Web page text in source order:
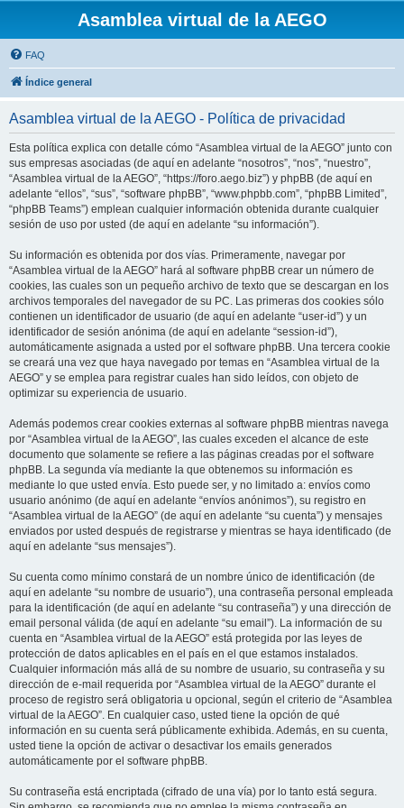
Asamblea virtual de la AEGO
FAQ
Índice general
Asamblea virtual de la AEGO - Política de privacidad
Esta política explica con detalle cómo “Asamblea virtual de la AEGO” junto con
sus empresas asociadas (de aquí en adelante “nosotros”, “nos”, “nuestro”,
“Asamblea virtual de la AEGO”, “https://foro.aego.biz”) y phpBB (de aquí en
adelante “ellos”, “sus”, “software phpBB”, “www.phpbb.com”, “phpBB Limited”,
“phpBB Teams”) emplean cualquier información obtenida durante cualquier
sesión de uso por usted (de aquí en adelante “su información”).
Su información es obtenida por dos vías. Primeramente, navegar por
“Asamblea virtual de la AEGO” hará al software phpBB crear un número de
cookies, las cuales son un pequeño archivo de texto que se descargan en los
archivos temporales del navegador de su PC. Las primeras dos cookies sólo
contienen un identificador de usuario (de aquí en adelante “user-id”) y un
identificador de sesión anónima (de aquí en adelante “session-id”),
automáticamente asignada a usted por el software phpBB. Una tercera cookie
se creará una vez que haya navegado por temas en “Asamblea virtual de la
AEGO” y se emplea para registrar cuales han sido leídos, con objeto de
optimizar su experiencia de usuario.
Además podemos crear cookies externas al software phpBB mientras navega
por “Asamblea virtual de la AEGO”, las cuales exceden el alcance de este
documento que solamente se refiere a las páginas creadas por el software
phpBB. La segunda vía mediante la que obtenemos su información es
mediante lo que usted envía. Esto puede ser, y no limitado a: envíos como
usuario anónimo (de aquí en adelante “envíos anónimos”), su registro en
“Asamblea virtual de la AEGO” (de aquí en adelante “su cuenta”) y mensajes
enviados por usted después de registrarse y mientras se haya identificado (de
aquí en adelante “sus mensajes”).
Su cuenta como mínimo constará de un nombre único de identificación (de
aquí en adelante “su nombre de usuario”), una contraseña personal empleada
para la identificación (de aquí en adelante “su contraseña”) y una dirección de
email personal válida (de aquí en adelante “su email”). La información de su
cuenta en “Asamblea virtual de la AEGO” está protegida por las leyes de
protección de datos aplicables en el país en el que estamos instalados.
Cualquier información más allá de su nombre de usuario, su contraseña y su
dirección de e-mail requerida por “Asamblea virtual de la AEGO” durante el
proceso de registro será obligatoria u opcional, según el criterio de “Asamblea
virtual de la AEGO”. En cualquier caso, usted tiene la opción de qué
información en su cuenta será públicamente exhibida. Además, en su cuenta,
usted tiene la opción de activar o desactivar los emails generados
automáticamente por el software phpBB.
Su contraseña está encriptada (cifrado de una vía) por lo tanto está segura.